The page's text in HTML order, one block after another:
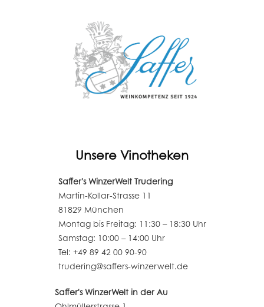
Unsere Vinotheken
Saffer's WinzerWelt Trudering
Martin-Kollar-Strasse 11
81829 München
Montag bis Freitag: 11:30 – 18:30 Uhr
Samstag: 10:00 – 14:00 Uhr
Tel: +49 89 42 00 90-90
trudering@saffers-winzerwelt.de
Saffer's WinzerWelt in der Au